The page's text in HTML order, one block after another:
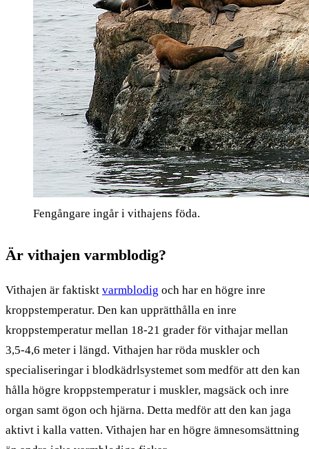
Fengångare ingår i vithajens föda.
Är vithajen varmblodig?
Vithajen är faktiskt varmblodig och har en högre inre
kroppstemperatur. Den kan upprätthålla en inre
kroppstemperatur mellan 18-21 grader för vithajar mellan
3,5-4,6 meter i längd. Vithajen har röda muskler och
specialiseringar i blodkädrlsystemet som medför att den kan
hålla högre kroppstemperatur i muskler, magsäck och inre
organ samt ögon och hjärna. Detta medför att den kan jaga
aktivt i kalla vatten. Vithajen har en högre ämnesomsättning